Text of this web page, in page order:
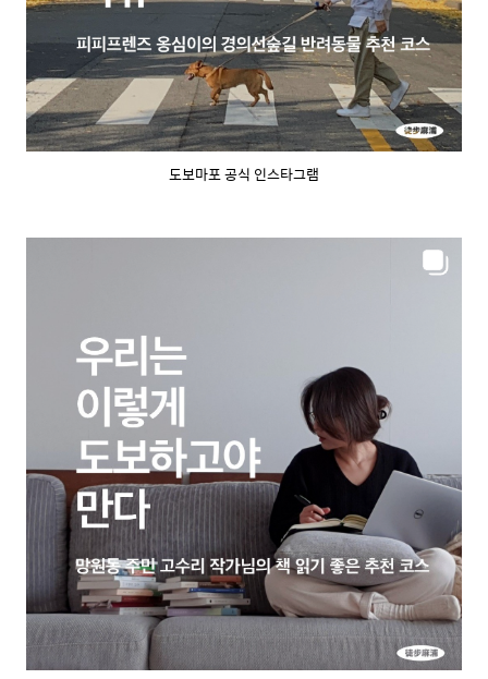
도보마포 공식 인스타그램